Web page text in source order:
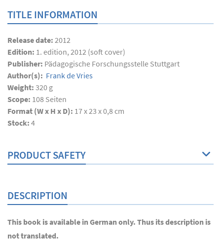
TITLE INFORMATION
Release date: 2012
Edition: 1. edition, 2012 (soft cover)
Publisher: Pädagogische Forschungsstelle Stuttgart
Author(s): Frank de Vries
Weight: 320 g
Scope: 108 Seiten
Format (W x H x D): 17 x 23 x 0,8 cm
Stock: 4
PRODUCT SAFETY
DESCRIPTION
This book is available in German only. Thus its description is
not translated.